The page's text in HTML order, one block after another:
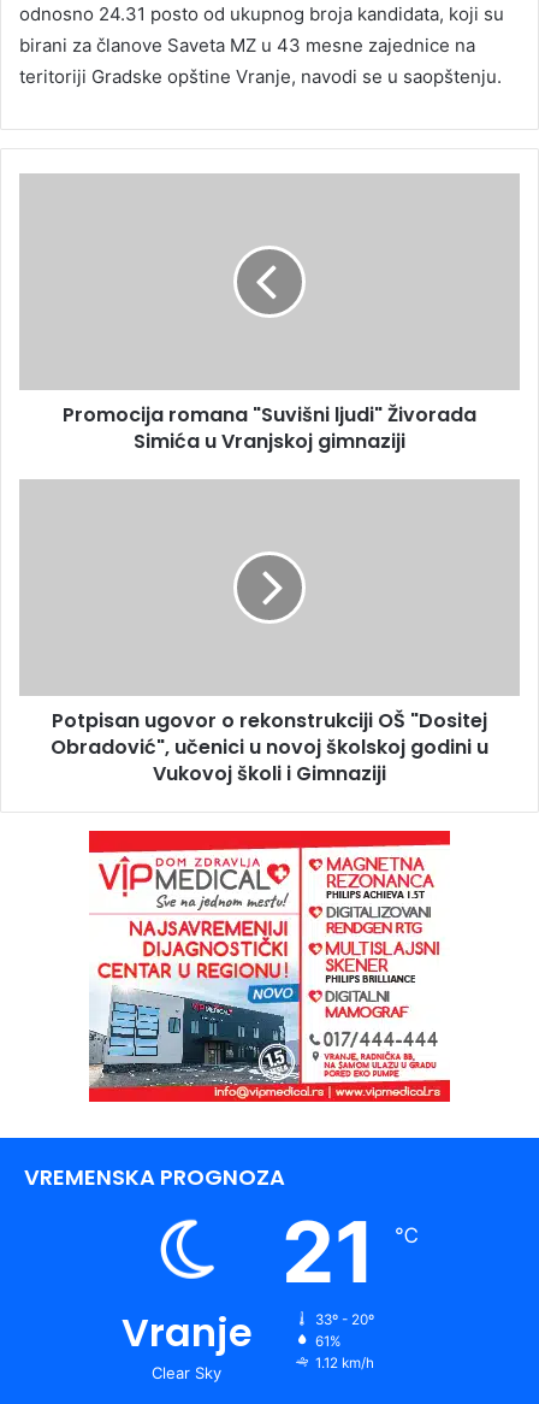
odnosno 24.31 posto od ukupnog broja kandidata, koji su
birani za članove Saveta MZ u 43 mesne zajednice na
teritoriji Gradske opštine Vranje, navodi se u saopštenju.
Promocija romana "Suvišni ljudi" Živorada
Simića u Vranjskoj gimnaziji
Potpisan ugovor o rekonstrukciji OŠ "Dositej
Obradović", učenici u novoj školskoj godini u
Vukovoj školi i Gimnaziji
VREMENSKA PROGNOZA
Vranje
Clear Sky
21 ℃
33º - 20º
61%
1.12 km/h